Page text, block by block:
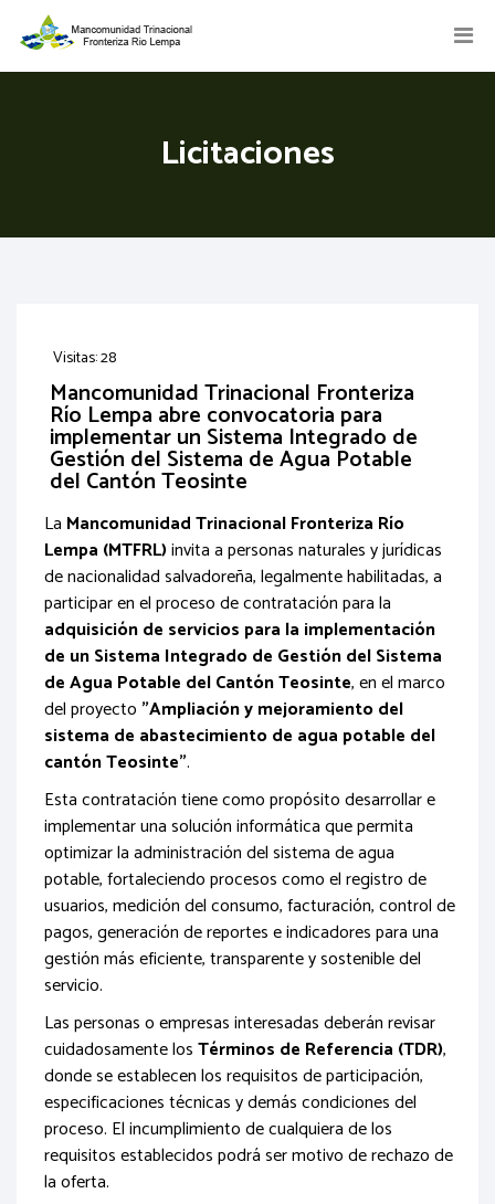
Licitaciones
Visitas: 28
Mancomunidad Trinacional Fronteriza
Río Lempa abre convocatoria para
implementar un Sistema Integrado de
Gestión del Sistema de Agua Potable
del Cantón Teosinte
La Mancomunidad Trinacional Fronteriza Río
Lempa (MTFRL)invita a personas naturales y jurídicas
de nacionalidad salvadoreña, legalmente habilitadas, a
participar en el proceso de contratación para la
adquisición de servicios para la implementación
de un Sistema Integrado de Gestión del Sistema
de Agua Potable del Cantón Teosinte, en el marco
del proyecto "Ampliación y mejoramiento del
sistema de abastecimiento de agua potable del
cantón Teosinte".
Esta contratación tiene como propósito desarrollar e
implementar una solución informática que permita
optimizar la administración del sistema de agua
potable, fortaleciendo procesos como el registro de
usuarios, medición del consumo, facturación, control de
pagos, generación de reportes e indicadores para una
gestión más eficiente, transparente y sostenible del
servicio.
Las personas o empresas interesadas deberán revisar
cuidadosamente losTérminos de Referencia (TDR),
donde se establecen los requisitos de participación,
especificaciones técnicas y demás condiciones del
proceso. El incumplimiento de cualquiera de los
requisitos establecidos podrá ser motivo de rechazo de
la oferta.